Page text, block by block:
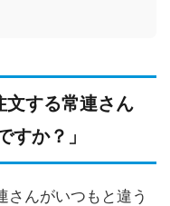
文する常連さん
すか？」
さんがいつもと違う